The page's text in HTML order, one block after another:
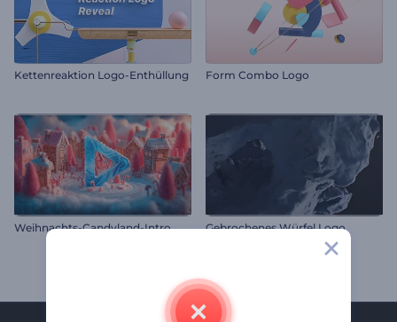
Kettenreaktion Logo-Enthüllung Form Combo Logo
Weihnachts-Candyland-Intro Gebrochenes Würfel Logo